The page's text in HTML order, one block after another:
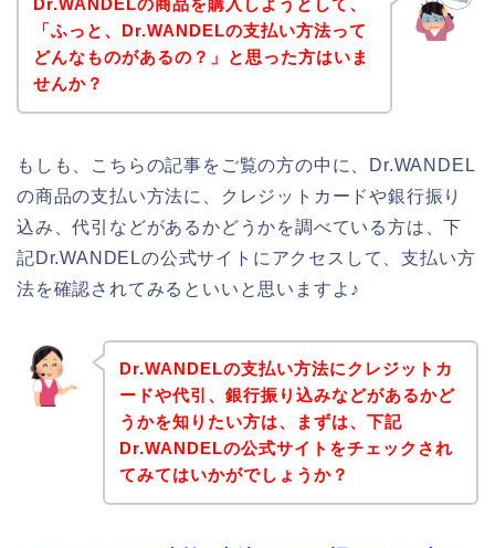
「ふっと、Dr.WANDELの支払い方法って
どんなものがあるの？」と思った方はいま
せんか？
もしも、こちらの記事をご覧の方の中に、Dr.WANDEL
の商品の支払い方法に、クレジットカードや銀行振り
込み、代引などがあるかどうかを調べている方は、下
記Dr.WANDELの公式サイトにアクセスして、支払い方
法を確認されてみるといいと思いますよ♪
Dr.WANDELの支払い方法にクレジットカ
ードや代引、銀行振り込みなどがあるかど
うかを知りたい方は、まずは、下記
Dr.WANDELの公式サイトをチェックされ
てみてはいかがでしょうか？